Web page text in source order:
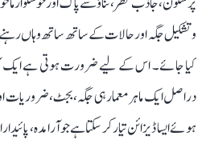
و تشکیل جگہ اور حالات کے ساتھ ساتھ وہاں
کیا جائے۔ اس کے لیے ضرورت ہوتی ہے ایک
دراصل ایک ماہر معمار ہی جگہ، بجٹ، ضروریات
ہوئے ایسا ڈیزائن تیار کر سکتا ہے جو آرامدہ،